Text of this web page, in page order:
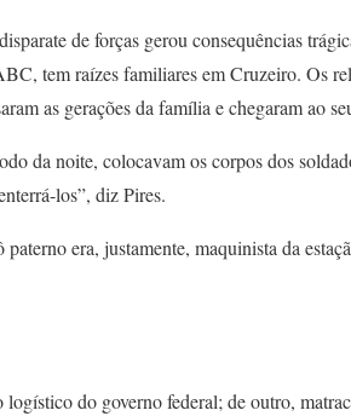
de forças gerou consequências
tem raízes familiares em Cruzeiro. Os
as gerações da família e chegaram ao
da noite, colocavam os corpos dos
los”, diz Pires.
era, justamente, maquinista da
do governo federal; de outro,